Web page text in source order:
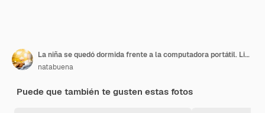
La niña se quedó dormida frente a la computadora portátil. Linda mujer está aburrida, cansada o con exceso de trabajo.
natabuena
Puede que también te gusten estas fotos